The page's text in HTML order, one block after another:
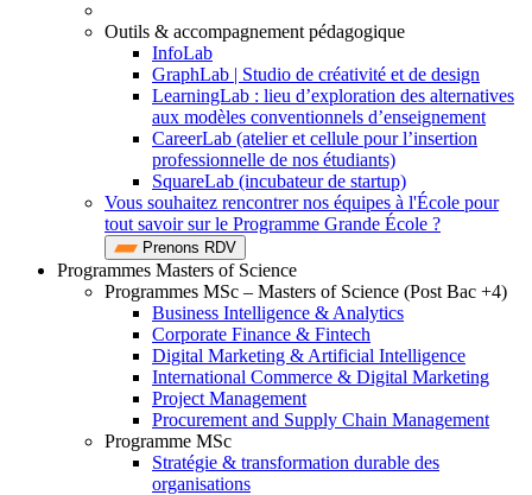
Outils & accompagnement pédagogique
InfoLab
GraphLab | Studio de créativité et de design
LearningLab : lieu d’exploration des alternatives
aux modèles conventionnels d’enseignement
CareerLab (atelier et cellule pour l’insertion
professionnelle de nos étudiants)
SquareLab (incubateur de startup)
Vous souhaitez rencontrer nos équipes à l'École pour
tout savoir sur le Programme Grande École ?
Prenons RDV
Programmes Masters of Science
Programmes MSc – Masters of Science (Post Bac +4)
Business Intelligence & Analytics
Corporate Finance & Fintech
Digital Marketing & Artificial Intelligence
International Commerce & Digital Marketing
Project Management
Procurement and Supply Chain Management
Programme MSc
Stratégie & transformation durable des
organisations